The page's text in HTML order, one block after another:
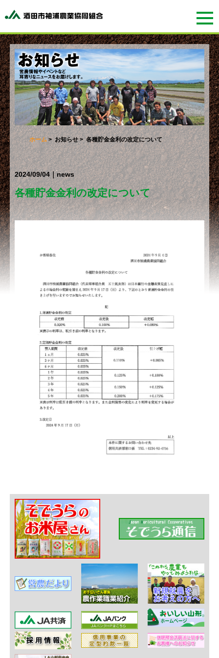
ホーム>お知らせ> 各種貯金金利の改定について
2024/09/04｜news
各種貯金金利の改定について